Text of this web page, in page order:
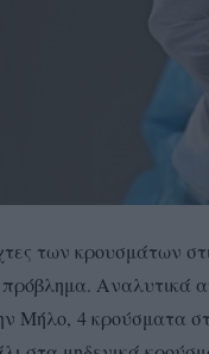
των κρουσμάτων
Μήλο, 4 κρούσματα